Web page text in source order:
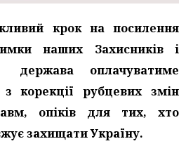
крок на посилення
наших Захисників і
оплачуватиме
корекції рубцевих змін
опіків для тих, хто
захищати Україну.